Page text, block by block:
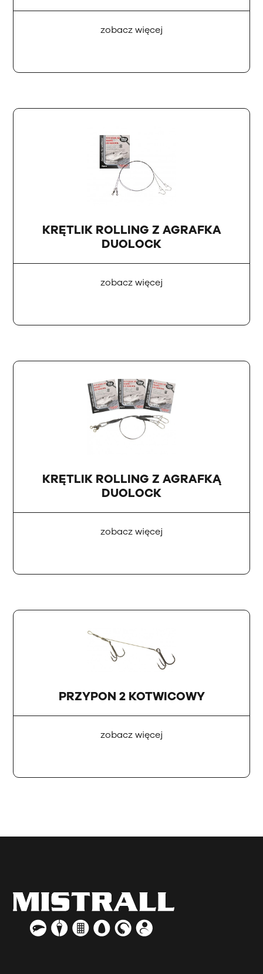
zobacz więcej
KRĘTLIK ROLLING Z AGRAFKA
DUOLOCK
zobacz więcej
KRĘTLIK ROLLING Z AGRAFKĄ
DUOLOCK
zobacz więcej
PRZYPON 2 KOTWICOWY
zobacz więcej